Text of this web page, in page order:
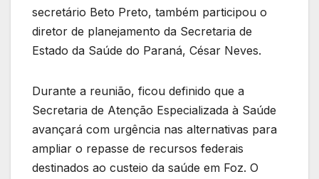
secretário Beto Preto, também participou o
diretor de planejamento da Secretaria de
Estado da Saúde do Paraná, César Neves.
Durante a reunião, ficou definido que a
Secretaria de Atenção Especializada à Saúde
avançará com urgência nas alternativas para
ampliar o repasse de recursos federais
destinados ao custeio da saúde em Foz. O